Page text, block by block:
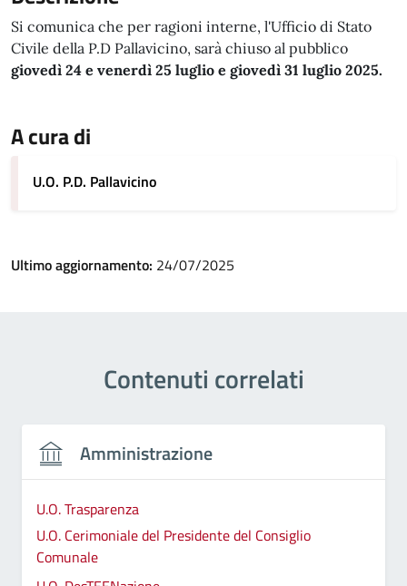
Si comunica che per ragioni interne, l'Ufficio di Stato
Civile della P.D Pallavicino, sarà chiuso al pubblico
giovedì 24 e venerdì 25 luglio e giovedì 31 luglio 2025.
A cura di
U.O. P.D. Pallavicino
Ultimo aggiornamento: 24/07/2025
Contenuti correlati
Amministrazione
U.O. Trasparenza
U.O. Cerimoniale del Presidente del Consiglio
Comunale